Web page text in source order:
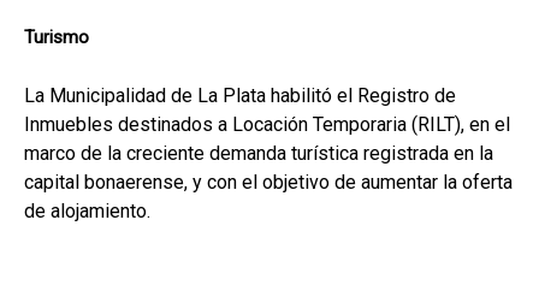
Turismo
La Municipalidad de La Plata habilitó el Registro de
Inmuebles destinados a Locación Temporaria (RILT), en el
marco de la creciente demanda turística registrada en la
capital bonaerense, y con el objetivo de aumentar la oferta
de alojamiento.